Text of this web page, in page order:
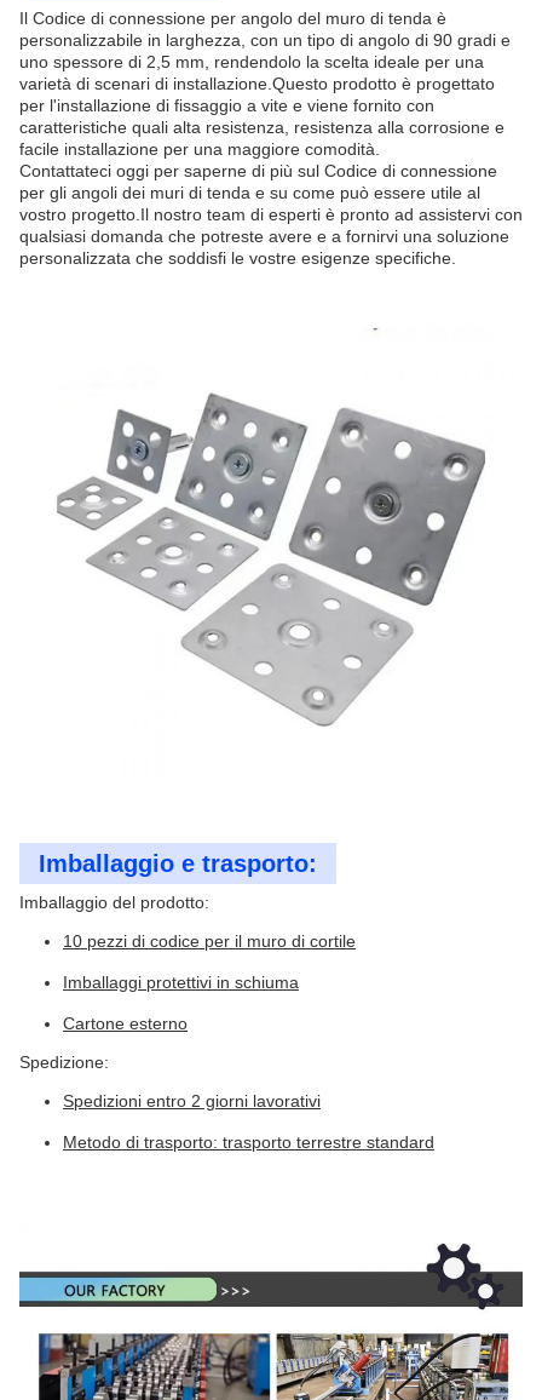
Il Codice di connessione per angolo del muro di tenda è
personalizzabile in larghezza, con un tipo di angolo di 90 gradi e
uno spessore di 2,5 mm, rendendolo la scelta ideale per una
varietà di scenari di installazione.Questo prodotto è progettato
per l'installazione di fissaggio a vite e viene fornito con
caratteristiche quali alta resistenza, resistenza alla corrosione e
facile installazione per una maggiore comodità.
Contattateci oggi per saperne di più sul Codice di connessione
per gli angoli dei muri di tenda e su come può essere utile al
vostro progetto.Il nostro team di esperti è pronto ad assistervi con
qualsiasi domanda che potreste avere e a fornirvi una soluzione
personalizzata che soddisfi le vostre esigenze specifiche.
Imballaggio e trasporto:
Imballaggio del prodotto:
10 pezzi di codice per il muro di cortile
Imballaggi protettivi in schiuma
Cartone esterno
Spedizione:
Spedizioni entro 2 giorni lavorativi
Metodo di trasporto: trasporto terrestre standard